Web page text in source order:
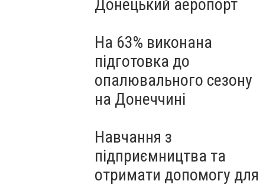
Донецький аеропорт
На 63% виконана
підготовка до
опалювального сезону
на Донеччині
Навчання з
підприємництва та
отримати допомогу для